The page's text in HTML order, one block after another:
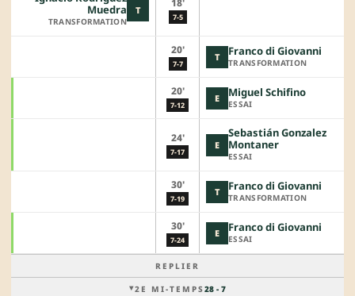
T
Muedra
TRANSFORMATION
18'
7-5
20'
7-7
T Franco di Giovanni
TRANSFORMATION
20'
7-12
E Miguel Schifino
ESSAI
24'
7-17
E
Sebastián Gonzalez
Montaner
ESSAI
30'
7-19
T Franco di Giovanni
TRANSFORMATION
30'
7-24
E Franco di Giovanni
ESSAI
REPLIER
2E MI-TEMPS 28 - 7